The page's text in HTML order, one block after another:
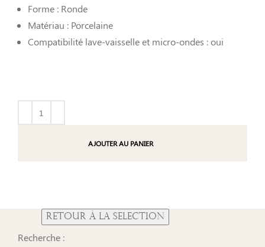
Forme : Ronde
Matériau : Porcelaine
Compatibilité lave-vaisselle et micro-ondes : oui
AJOUTER AU PANIER
Recherche :